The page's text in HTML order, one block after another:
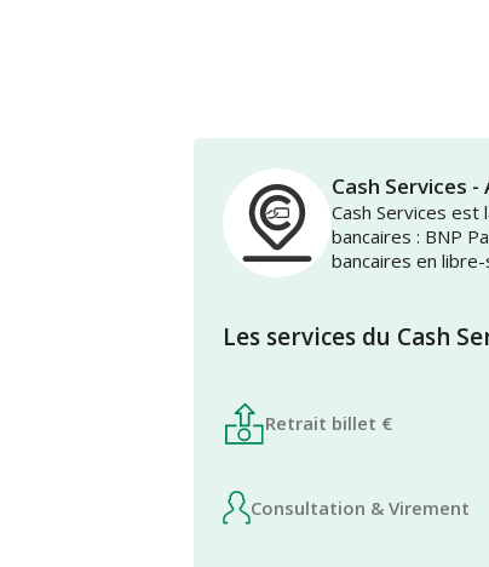
Cash Services -
Cash Services est
bancaires : BNP
bancaires en
Les services du Cash
Retrait billet €
Consultation & Virement